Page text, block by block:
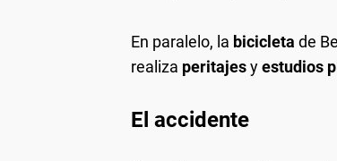
En paralelo, la bicicleta de
realiza peritajesyestudios
El accidente